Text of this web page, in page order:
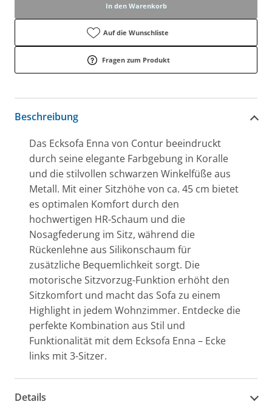
In den Warenkorb
Auf die Wunschliste
Fragen zum Produkt
Beschreibung
Das Ecksofa Enna von Contur beeindruckt
durch seine elegante Farbgebung in Koralle
und die stilvollen schwarzen Winkelfüße aus
Metall. Mit einer Sitzhöhe von ca. 45 cm bietet
es optimalen Komfort durch den
hochwertigen HR-Schaum und die
Nosagfederung im Sitz, während die
Rückenlehne aus Silikonschaum für
zusätzliche Bequemlichkeit sorgt. Die
motorische Sitzvorzug-Funktion erhöht den
Sitzkomfort und macht das Sofa zu einem
Highlight in jedem Wohnzimmer. Entdecke die
perfekte Kombination aus Stil und
Funktionalität mit dem Ecksofa Enna – Ecke
links mit 3-Sitzer.
Details